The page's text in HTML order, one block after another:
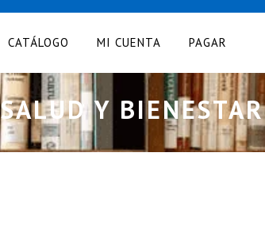
CATÁLOGO MI CUENTA PAGAR
SALUD Y BIENESTAR